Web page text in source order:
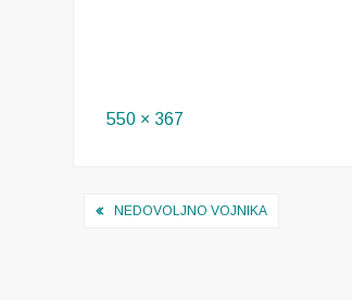
Full
550 × 367
Navigacija
NEDOVOLJNO VOJNIKA